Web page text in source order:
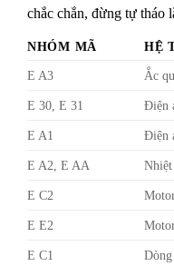
chắc chắn, đừng tự tháo
NHÓM MÃ HỆ
E A3
Ắc
E 30, E 31 Điện
E A1 Điện
E A2, E AA
E C2
E E2
E C1